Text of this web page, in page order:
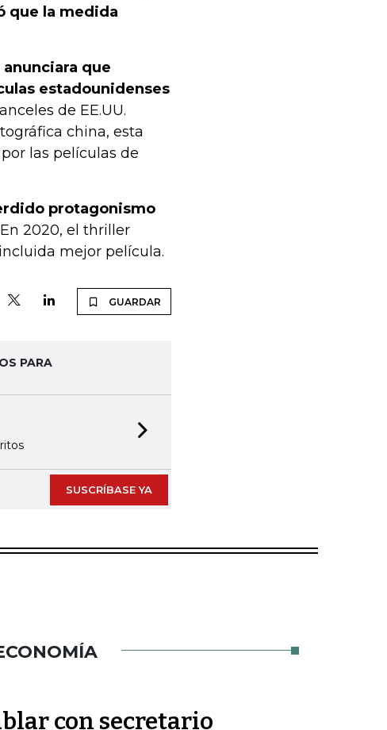
que la medida
que
estadounidenses
de EE.UU.
china, esta
las películas de
protagonismo
En 2020, el thriller
mejor película.
GUARDAR
PARA
SUSCRÍBASE YA
con secretario